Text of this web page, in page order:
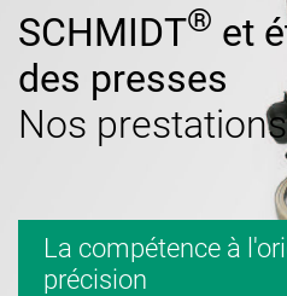
SCHMIDT® et
des presses
Nos
La compétence à
précision